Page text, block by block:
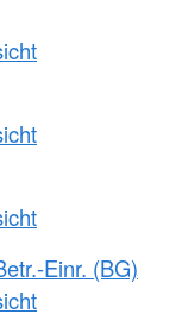
Einr. (BG)